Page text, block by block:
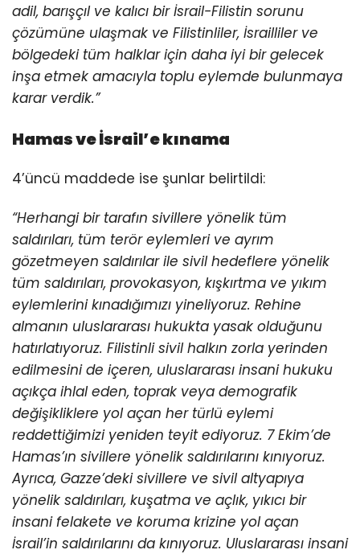
adil, barışçıl ve kalıcı bir İsrail-Filistin sorunu
çözümüne ulaşmak ve Filistinliler, İsrailliler ve
bölgedeki tüm halklar için daha iyi bir gelecek
inşa etmek amacıyla toplu eylemde bulunmaya
karar verdik.”
Hamas ve İsrail’e kınama
4’üncü maddede ise şunlar belirtildi:
“Herhangi bir tarafın sivillere yönelik tüm
saldırıları, tüm terör eylemleri ve ayrım
gözetmeyen saldırılar ile sivil hedeflere yönelik
tüm saldırıları, provokasyon, kışkırtma ve yıkım
eylemlerini kınadığımızı yineliyoruz. Rehine
almanın uluslararası hukukta yasak olduğunu
hatırlatıyoruz. Filistinli sivil halkın zorla yerinden
edilmesini de içeren, uluslararası insani hukuku
açıkça ihlal eden, toprak veya demografik
değişikliklere yol açan her türlü eylemi
reddettiğimizi yeniden teyit ediyoruz. 7 Ekim’de
Hamas’ın sivillere yönelik saldırılarını kınıyoruz.
Ayrıca, Gazze’deki sivillere ve sivil altyapıya
yönelik saldırıları, kuşatma ve açlık, yıkıcı bir
insani felakete ve koruma krizine yol açan
İsrail’in saldırılarını da kınıyoruz. Uluslararası insani